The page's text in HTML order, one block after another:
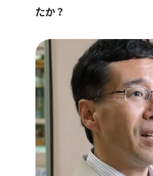
たか？